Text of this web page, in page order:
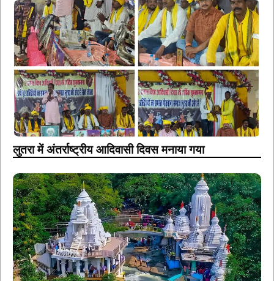
लुतरा में अंतर्राष्ट्रीय आदिवासी दिवस मनाया गया